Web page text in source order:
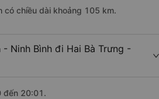
có chiều dài khoảng 105 km.
Ninh Bình đi Hai Bà Trưng -
đến 20:01.